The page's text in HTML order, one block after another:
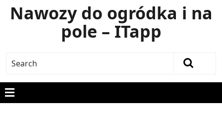
Nawozy do ogródka i na
pole – ITapp